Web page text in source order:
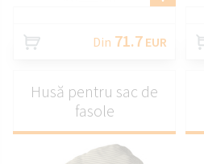
Din 71.7 EUR
Husă pentru sac de
fasole